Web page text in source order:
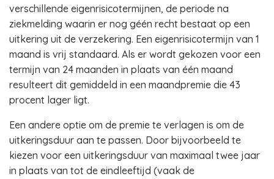
verschillende eigenrisicotermijnen, de periode na
ziekmelding waarin er nog géén recht bestaat op een
uitkering uit de verzekering. Een eigenrisicotermijn van 1
maand is vrij standaard. Als er wordt gekozen voor een
termijn van 24 maanden in plaats van één maand
resulteert dit gemiddeld in een maandpremie die 43
procent lager ligt.
Een andere optie om de premie te verlagen is om de
uitkeringsduur aan te passen. Door bijvoorbeeld te
kiezen voor een uitkeringsduur van maximaal twee jaar
in plaats van tot de eindleeftijd (vaak de